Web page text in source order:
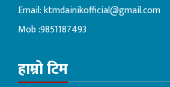
Email:ktmdainikofficial@gmail.com
Mob :9851187493
हाम्रो टिम